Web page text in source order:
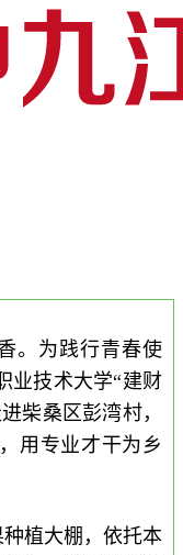
。为践行青春使
业技术大学“建财
柴桑区彭湾村，
用专业才干为乡
植大棚，依托本